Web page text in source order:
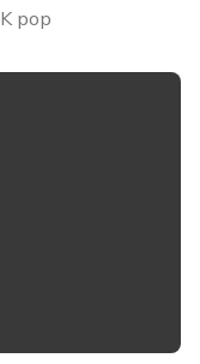
K pop